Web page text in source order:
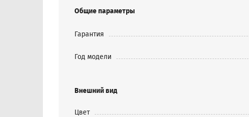
Общие параметры
Гарантия
Год модели
Внешний вид
Цвет